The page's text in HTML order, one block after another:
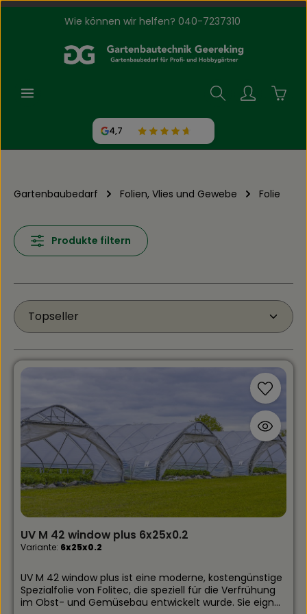
Zum Hauptinhalt springen
Wie können wir helfen? 040-7237310
4,7
Gartenbaubedarf Folien, Vlies und Gewebe Folie
Produkte filtern
UV M 42 window plus 6x25x0.2
Variante: 6x25x0.2
UV M 42 window plus ist eine moderne, kostengünstige
Spezialfolie von Folitec, die speziell für die Verfrühung
im Obst- und Gemüsebau entwickelt wurde. Sie eignet